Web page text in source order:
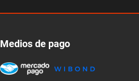
Medios de pago